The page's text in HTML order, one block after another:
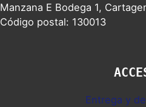
Manzana E Bodega 1,
Código postal: 130013
Entrega y